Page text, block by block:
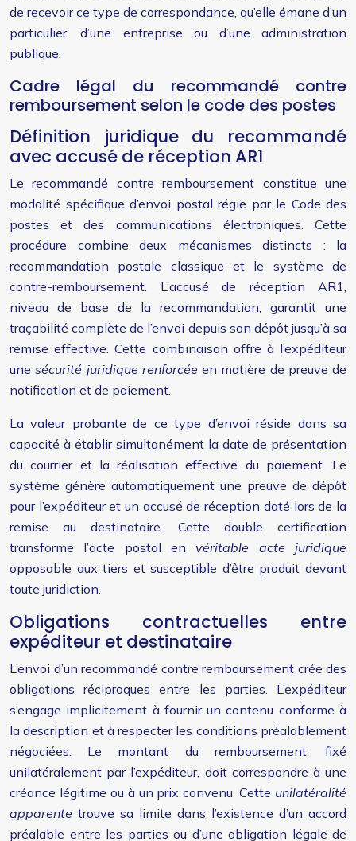
de recevoir ce type de correspondance, qu’elle émane d’un
particulier, d’une entreprise ou d’une administration
publique.
Cadre légal du recommandé contre
remboursement selon le code des postes
Définition juridique du recommandé
avec accusé de réception AR1
Le recommandé contre remboursement constitue une
modalité spécifique d’envoi postal régie par le Code des
postes et des communications électroniques. Cette
procédure combine deux mécanismes distincts : la
recommandation postale classique et le système de
contre-remboursement. L’accusé de réception AR1,
niveau de base de la recommandation, garantit une
traçabilité complète de l’envoi depuis son dépôt jusqu’à sa
remise effective. Cette combinaison offre à l’expéditeur
unesécurité juridique renforcée en matière de preuve de
notification et de paiement.
La valeur probante de ce type d’envoi réside dans sa
capacité à établir simultanément la date de présentation
du courrier et la réalisation effective du paiement. Le
système génère automatiquement une preuve de dépôt
pour l’expéditeur et un accusé de réception daté lors de la
remise au destinataire. Cette double certification
transforme l’acte postal en véritable acte juridique
opposable aux tiers et susceptible d’être produit devant
toute juridiction.
Obligations contractuelles entre
expéditeur et destinataire
L’envoi d’un recommandé contre remboursement crée des
obligations réciproques entre les parties. L’expéditeur
s’engage implicitement à fournir un contenu conforme à
la description et à respecter les conditions préalablement
négociées. Le montant du remboursement, fixé
unilatéralement par l’expéditeur, doit correspondre à une
créance légitime ou à un prix convenu. Cette unilatéralité
apparente trouve sa limite dans l’existence d’un accord
préalable entre les parties ou d’une obligation légale de